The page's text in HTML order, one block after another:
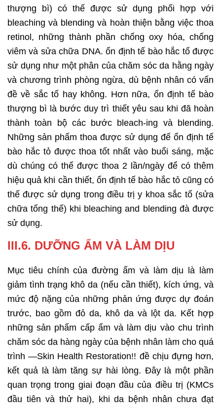
thượng bì) có thế được sử dụng phối hợp với
bleaching và blending và hoàn thiện bằng việc thoa
retinol, những thành phần chống oxy hóa, chống
viêm và sửa chữa DNA. ổn định tế bào hắc tố được
sử dụng như một phân của chăm sóc da hằng ngày
và chương trình phòng ngừa, dù bệnh nhân có vấn
đề về sắc tố hay không. Hơn nữa, ổn định tế bào
thượng bì là bước duy trì thiết yêu sau khi đã hoàn
thành toàn bộ các bước bleach-ing và blending.
Những sản phẩm thoa được sử dụng đế ổn định tế
bào hắc tỏ được thoa tốt nhất vào buổi sáng, mặc
dù chúng có thế được thoa 2 lần/ngày để có thêm
hiệu quả khi cần thiết, ổn định tế bào hắc tỏ cũng có
thế được sử dụng trong điều trị y khoa sắc tố (sửa
chữa tống thế) khi bleaching and blending đà được
sử dụng.
III.6. DƯỠNG ẨM VÀ LÀM DỊU
Mục tiêu chính của đường ẩm và làm dịu là làm
giảm tình trạng khô da (nếu cần thiết), kích ứng, và
mức độ nặng của những phản ứng được dự đoán
trước, bao gồm đỏ da, khô da và lột da. Kết hợp
những sản phẩm cấp ẩm và làm dịu vào chu trình
chăm sóc da hàng ngày của bệnh nhân làm cho quá
trình —Skin Health Restoration!! đề chịu đựng hơn,
kết quả là làm tăng sự hài lòng. Đây là một phần
quan trọng trong giai đoạn đầu của điều trị (KMCs
đầu tiên và thử hai), khi da bệnh nhân chưa đạt